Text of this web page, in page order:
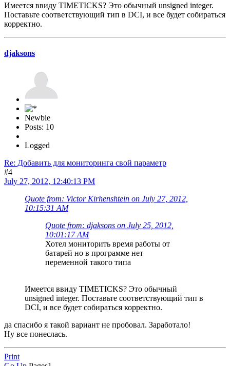
Имеется ввиду TIMETICKS? Это обычный unsigned integer.
Поставьте соответствующий тип в DCI, и все будет собираться
корректно.
djaksons
Newbie
Posts: 10
Logged
Re: Добавить для мониторинга свой параметр
#4
July 27, 2012, 12:40:13 PM
Quote from: Victor Kirhenshtein on July 27, 2012,
10:15:31 AM
Quote from: djaksons on July 25, 2012,
10:01:17 AM
Хотел мониторить время работы от
батарей но в программе нет
переменной такого типа
Имеется ввиду TIMETICKS? Это обычный
unsigned integer. Поставьте соответствующий тип в
DCI, и все будет собираться корректно.
да спасибо я такой вариант не пробовал. Заработало!
Ну все понеслась.
Print